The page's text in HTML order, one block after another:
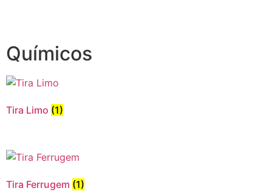
Químicos
Tira Limo (1)
Tira Ferrugem (1)